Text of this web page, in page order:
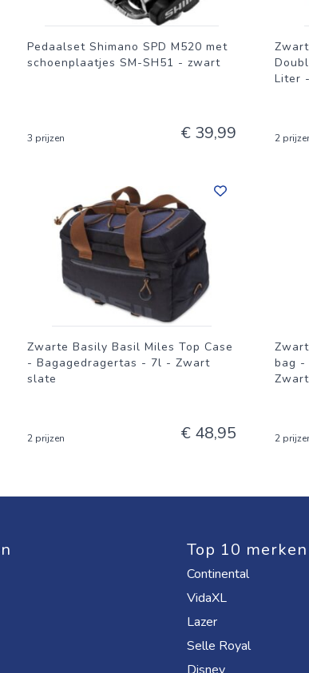
Pedaalset Shimano SPD M520 met
schoenplaatjes SM-SH51 - zwart
3 prijzen € 39,99
Liter
2
Zwarte Basily Basil Miles Top Case
- Bagagedragertas - 7l - Zwart
slate
2 prijzen € 48,95
bag -
2
Top 10 merken
Continental
VidaXL
Lazer
Selle Royal